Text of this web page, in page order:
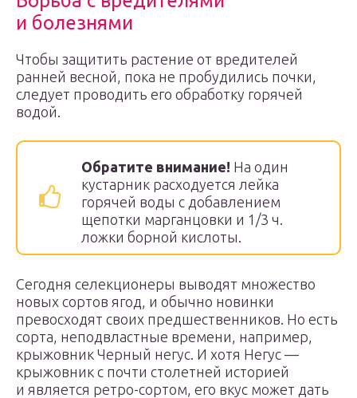
и болезнями
Чтобы защитить растение от вредителей
ранней весной, пока не пробудились почки,
следует проводить его обработку горячей
водой.
Обратите внимание! На один
кустарник расходуется лейка
горячей воды с добавлением
щепотки марганцовки и 1/3 ч.
ложки борной кислоты.
Сегодня селекционеры выводят множество
новых сортов ягод, и обычно новинки
превосходят своих предшественников. Но есть
сорта, неподвластные времени, например,
крыжовник Черный негус. И хотя Негус —
крыжовник с почти столетней историей
и является ретро-сортом, его вкус может дать